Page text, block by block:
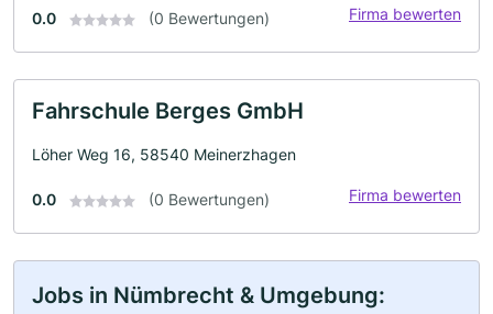
0.0 (0 Bewertungen) Firma bewerten
Fahrschule Berges GmbH
Löher Weg 16, 58540 Meinerzhagen
0.0 (0 Bewertungen) Firma bewerten
Jobs in Nümbrecht & Umgebung: